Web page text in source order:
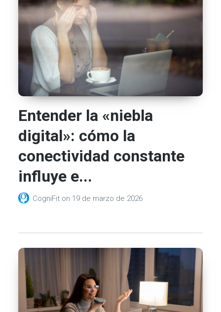
Entender la «niebla
digital»: cómo la
conectividad constante
influye e...
CogniFit on 19 de marzo de 2026